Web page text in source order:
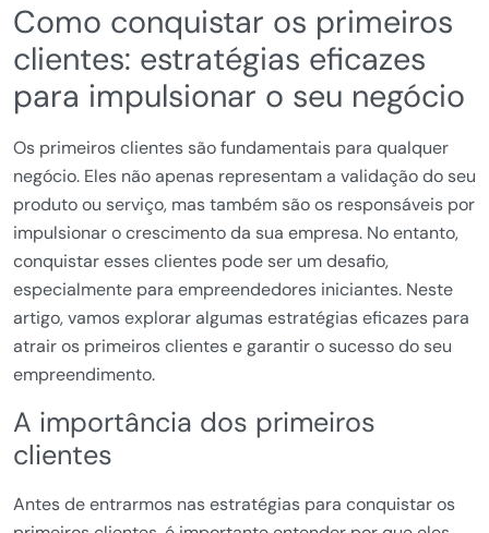
Como conquistar os primeiros
clientes: estratégias eficazes
para impulsionar o seu negócio
Os primeiros clientes são fundamentais para qualquer
negócio. Eles não apenas representam a validação do seu
produto ou serviço, mas também são os responsáveis por
impulsionar o crescimento da sua empresa. No entanto,
conquistar esses clientes pode ser um desafio,
especialmente para empreendedores iniciantes. Neste
artigo, vamos explorar algumas estratégias eficazes para
atrair os primeiros clientes e garantir o sucesso do seu
empreendimento.
A importância dos primeiros
clientes
Antes de entrarmos nas estratégias para conquistar os